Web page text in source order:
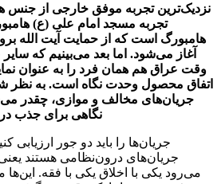
تجربه مسجد امام علی (ع)
هامبورگ است که از حمایت آیت الله
آغاز می‌شود. اما بعد می‌بینیم که
وقت عراق هم همان فرد را به عنوان
اتفاق محصول وحدت نگاه است. به نظر
جریان‌های مخالف و موازی، چقدر
نگاهی برای جذب در
جریان‌ها را باید دو جور ارزیابی
جریان‌های درون‌نظامی هستند
می‌رود یکی با اخلاق یکی با فقه.